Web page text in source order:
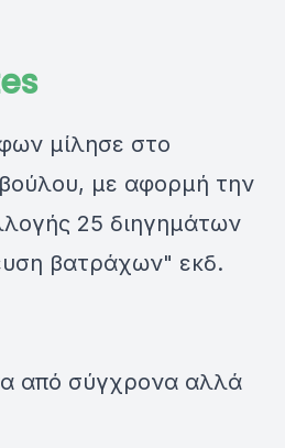
μίλησε στο
με αφορμή την
25 διηγημάτων
βατράχων" εκδ.
από σύγχρονα αλλά